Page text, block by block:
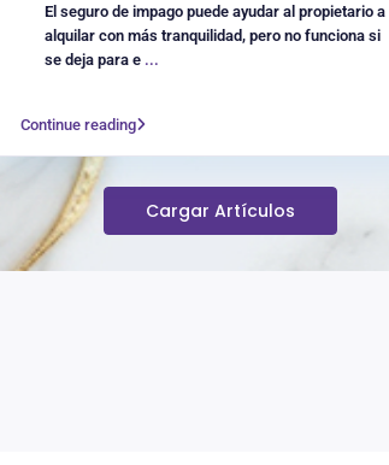
El seguro de impago puede ayudar al propietario a
alquilar con más tranquilidad, pero no funciona si
se deja para e ...
Continue reading
Cargar Artículos